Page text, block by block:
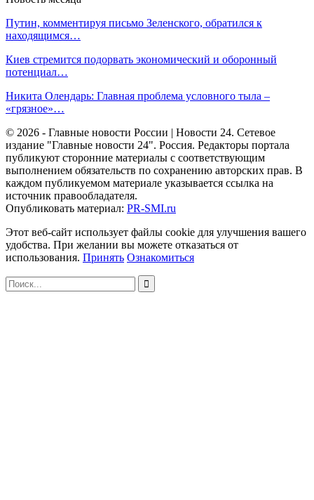
Путин, комментируя письмо Зеленского, обратился к
находящимся…
Киев стремится подорвать экономический и оборонный
потенциал…
Никита Олендарь: Главная проблема условного тыла –
«грязное»…
© 2026 - Главные новости России | Новости 24. Сетевое
издание "Главные новости 24". Россия. Редакторы портала
публикуют сторонние материалы с соответствующим
выполнением обязательств по сохранению авторских прав. В
каждом публикуемом материале указывается ссылка на
источник правообладателя.
Опубликовать материал: PR-SMI.ru
Этот веб-сайт использует файлы cookie для улучшения вашего
удобства. При желании вы можете отказаться от
использования. Принять Ознакомиться